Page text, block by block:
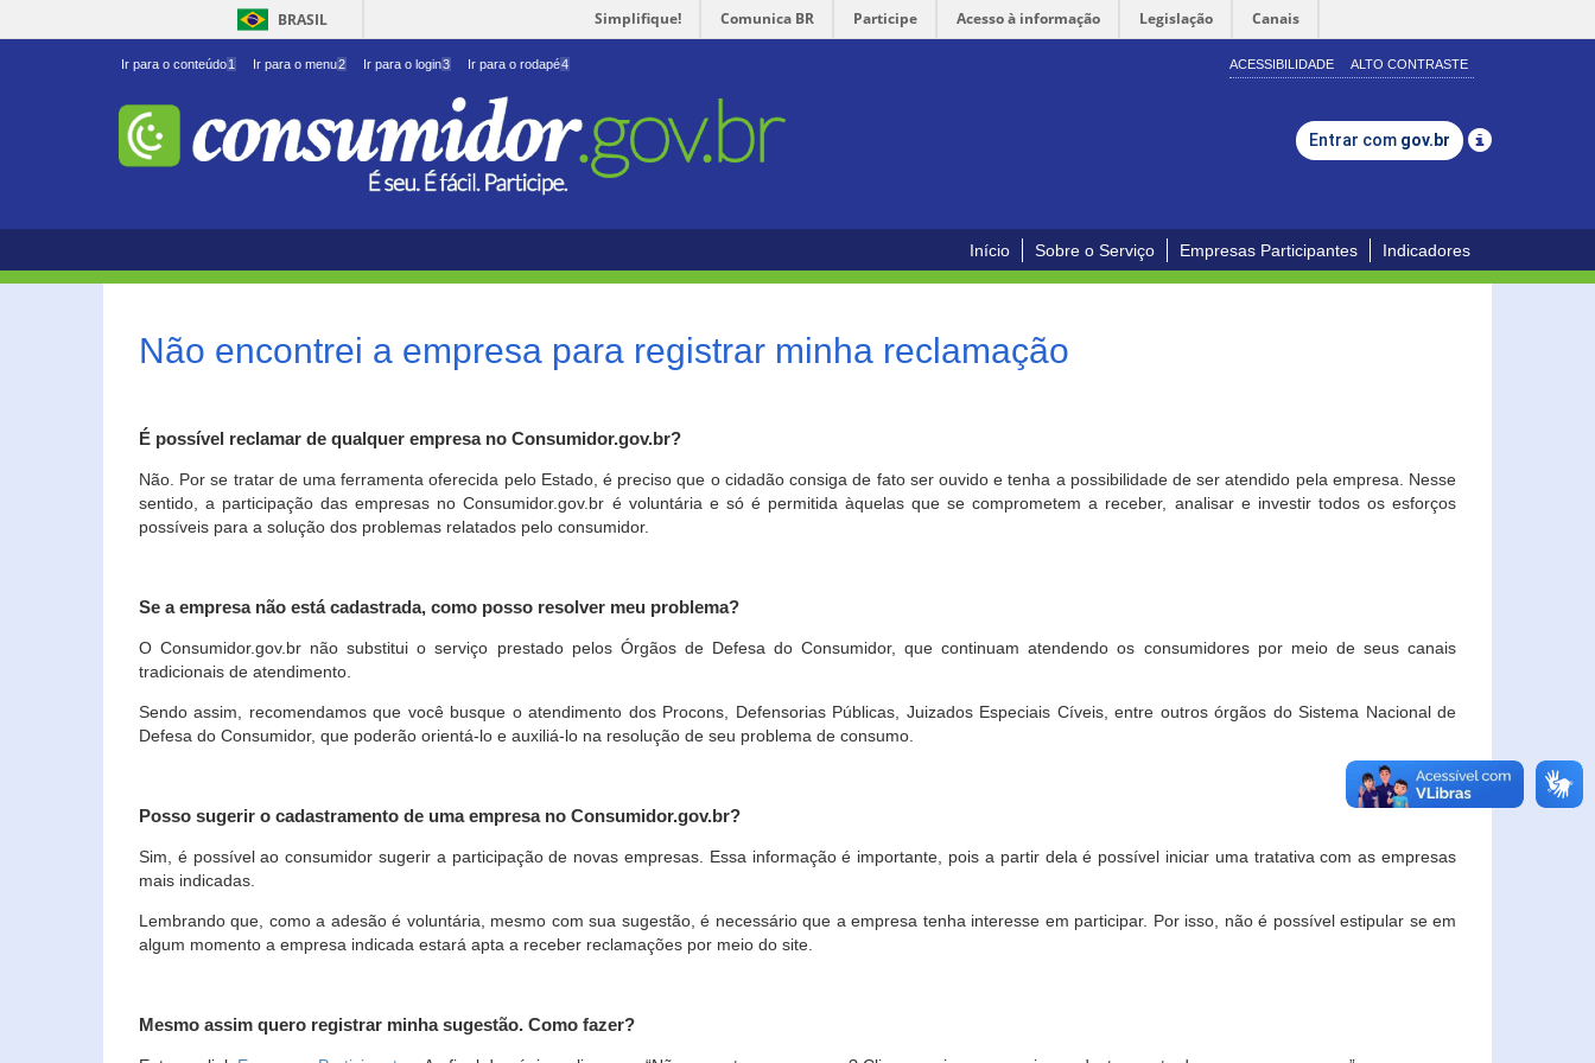
BRASIL Simplifique! Comunica BR Participe Acesso à informação Legislação Canais
Ir para o conteúdo1 Ir para o menu2 Ir para o login3 Ir para o rodapé4 ACESSIBILIDADE ALTO CONTRASTE
Entrar com gov.br
Início Sobre o Serviço Empresas Participantes Indicadores
Não encontrei a empresa para registrar minha reclamação
É possível reclamar de qualquer empresa no Consumidor.gov.br?
Não. Por se tratar de uma ferramenta oferecida pelo Estado, é preciso que o cidadão consiga de fato ser ouvido e tenha a possibilidade de ser atendido pela empresa. Nesse
sentido, a participação das empresas no Consumidor.gov.br é voluntária e só é permitida àquelas que se comprometem a receber, analisar e investir todos os esforços
possíveis para a solução dos problemas relatados pelo consumidor.
Se a empresa não está cadastrada, como posso resolver meu problema?
O Consumidor.gov.br não substitui o serviço prestado pelos Órgãos de Defesa do Consumidor, que continuam atendendo os consumidores por meio de seus canais
tradicionais de atendimento.
Sendo assim, recomendamos que você busque o atendimento dos Procons, Defensorias Públicas, Juizados Especiais Cíveis, entre outros órgãos do Sistema Nacional de
Defesa do Consumidor, que poderão orientá-lo e auxiliá-lo na resolução de seu problema de consumo.
Posso sugerir o cadastramento de uma empresa no Consumidor.gov.br?
Sim, é possível ao consumidor sugerir a participação de novas empresas. Essa informação é importante, pois a partir dela é possível iniciar uma tratativa com as empresas
mais indicadas.
Lembrando que, como a adesão é voluntária, mesmo com sua sugestão, é necessário que a empresa tenha interesse em participar. Por isso, não é possível estipular se em
algum momento a empresa indicada estará apta a receber reclamações por meio do site.
Mesmo assim quero registrar minha sugestão. Como fazer?